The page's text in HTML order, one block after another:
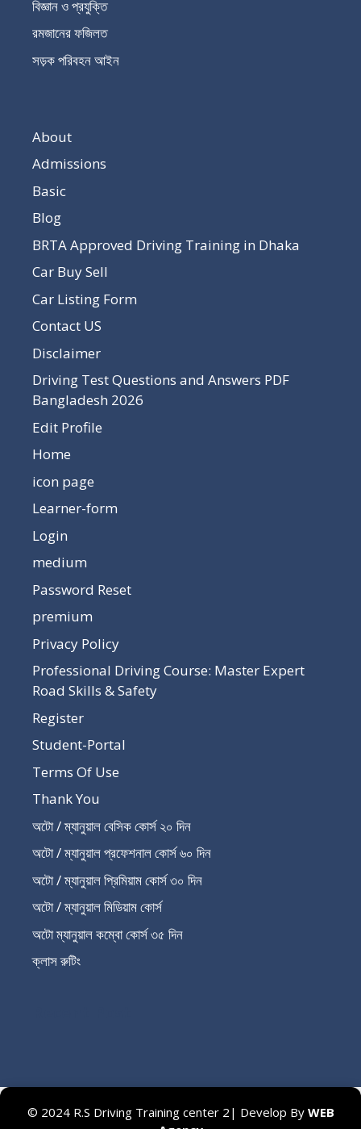
বিজ্ঞান ও প্রযুক্তি
রমজানের ফজিলত
সড়ক পরিবহন আইন
About
Admissions
Basic
Blog
BRTA Approved Driving Training in Dhaka
Car Buy Sell
Car Listing Form
Contact US
Disclaimer
Driving Test Questions and Answers PDF
Bangladesh 2026
Edit Profile
Home
icon page
Learner-form
Login
medium
Password Reset
premium
Privacy Policy
Professional Driving Course: Master Expert
Road Skills & Safety
Register
Student-Portal
Terms Of Use
Thank You
অটো / ম্যানুয়াল বেসিক কোর্স ২০ দিন
অটো / ম্যানুয়াল প্রফেশনাল কোর্স ৬০ দিন
অটো / ম্যানুয়াল প্রিমিয়াম কোর্স ৩০ দিন
অটো / ম্যানুয়াল মিডিয়াম কোর্স
অটো ম্যানুয়াল কম্বো কোর্স ৩৫ দিন
ক্লাস রুটিং
© 2024 R.S Driving Training center 2| Develop By WEB